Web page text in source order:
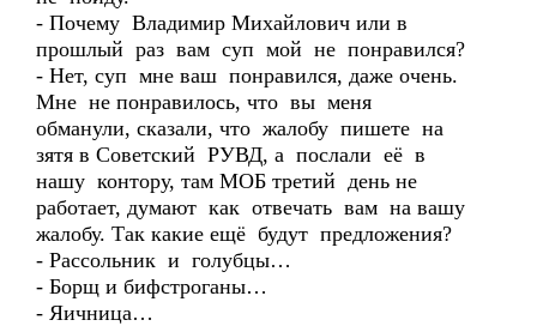
- Почему Владимир Михайлович или в
прошлый раз вам суп мой не понравился?
- Нет, суп мне ваш понравился, даже очень.
Мне не понравилось, что вы меня
обманули, сказали, что жалобу пишете на
зятя в Советский РУВД, а послали её в
нашу контору, там МОБ третий день не
работает, думают как отвечать вам на вашу
жалобу. Так какие ещё будут предложения?
- Рассольник и голубцы…
- Борщ и бифстроганы…
- Яичница…